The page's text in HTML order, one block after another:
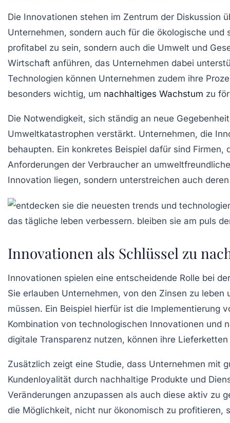
Die Innovationen stehen im Zentrum der Diskussion
Unternehmen, sondern auch für die ökologische und
profitabel zu sein, sondern auch die Umwelt und
Wirtschaft anführen, das Unternehmen dabei
Technologien können Unternehmen zudem ihre
besonders wichtig, um nachhaltiges Wachstum zu
Die Notwendigkeit, sich ständig an neue
Umweltkatastrophen verstärkt. Unternehmen, die
behaupten. Ein konkretes Beispiel dafür sind Firmen,
Anforderungen der Verbraucher an
Innovation liegen, sondern unterstreichen auch
Innovationen als Schlüssel zu
Innovationen spielen eine entscheidende Rolle bei
Sie erlauben Unternehmen, von den Zinsen zu
müssen. Ein Beispiel hierfür ist die Implementierung
Kombination von technologischen Innovationen und
digitale Transparenz nutzen, können ihre Lieferketten
Zusätzlich zeigt eine Studie, dass Unternehmen mit
Kundenloyalität durch nachhaltige Produkte und
Veränderungen anzupassen als auch diese aktiv zu
die Möglichkeit, nicht nur ökonomisch zu profitieren,